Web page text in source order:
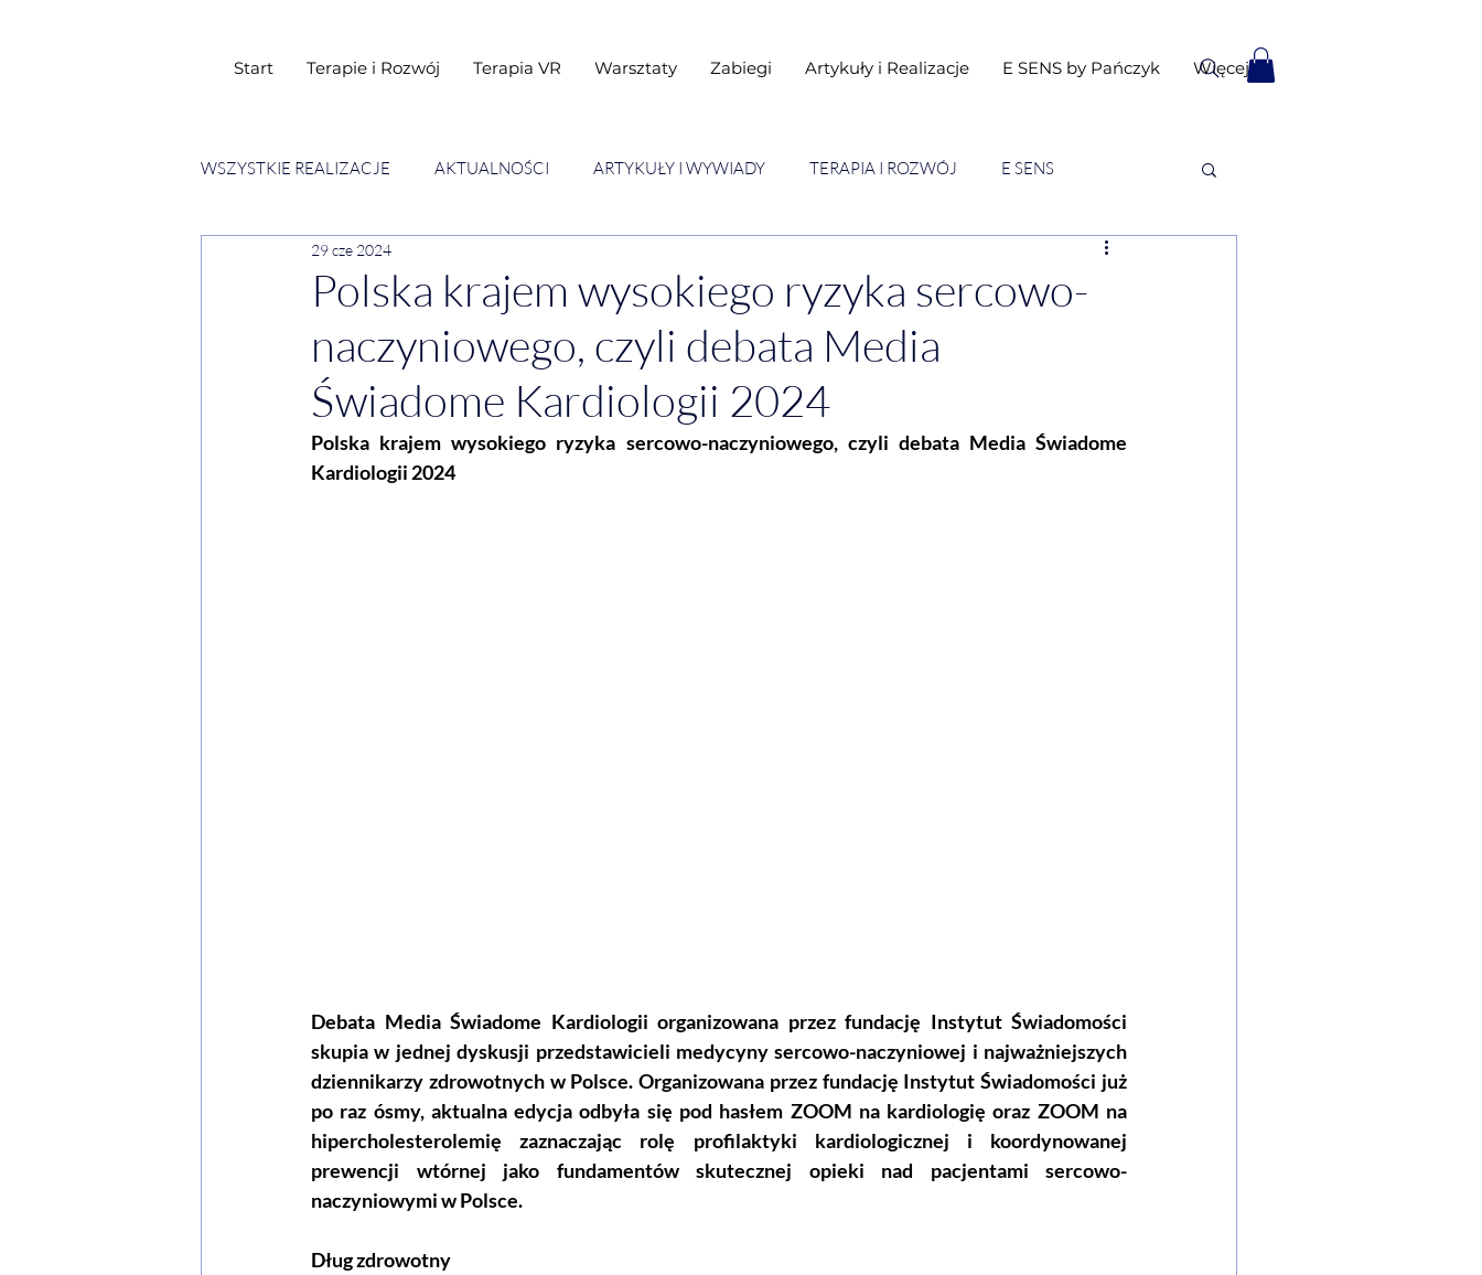
Start Terapie i Rozwój Terapia VR Warsztaty Zabiegi Artykuły i Realizacje E SENS by Pańczyk Więcej
WSZYSTKIE REALIZACJE AKTUALNOŚCI ARTYKUŁY I WYWIADY TERAPIA I ROZWÓJ E SENS
SESJE ESENCJI CHWIL
Polska krajem wysokiego ryzyka sercowo-
naczyniowego, czyli debata Media
Świadome Kardiologii 2024
29 cze 2024
Polska krajem wysokiego ryzyka sercowo-naczyniowego, czyli debata Media Świadome
Kardiologii 2024
Debata Media Świadome Kardiologii organizowana przez fundację Instytut Świadomości
skupia w jednej dyskusji przedstawicieli medycyny sercowo-naczyniowej i najważniejszych
dziennikarzy zdrowotnych w Polsce. Organizowana przez fundację Instytut Świadomości już
po raz ósmy, aktualna edycja odbyła się pod hasłem ZOOM na kardiologię oraz ZOOM na
hipercholesterolemię zaznaczając rolę profilaktyki kardiologicznej i koordynowanej
prewencji wtórnej jako fundamentów skutecznej opieki nad pacjentami sercowo-
naczyniowymi w Polsce.
Dług zdrowotny